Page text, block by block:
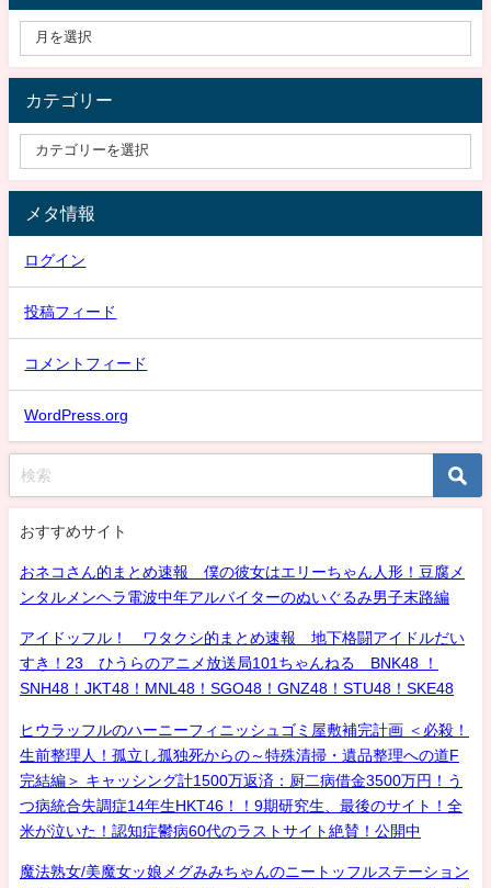
カテゴリー
メタ情報
ログイン
投稿フィード
コメントフィード
WordPress.org
おすすめサイト
おネコさん的まとめ速報 僕の彼女はエリーちゃん人形！豆腐メ
ンタルメンヘラ電波中年アルバイターのぬいぐるみ男子末路編
アイドッフル！ ワタクシ的まとめ速報 地下格闘アイドルだい
すき！23 ひうらのアニメ放送局101ちゃんねる BNK48 ！
SNH48！JKT48！MNL48！SGO48！GNZ48！STU48！SKE48
ヒウラッフルのハーニーフィニッシュゴミ屋敷補完計画 ＜必殺！
生前整理人！孤立し孤独死からの～特殊清掃・遺品整理への道F
完結編＞ キャッシング計1500万返済：厨二病借金3500万円！う
つ病統合失調症14年生HKT46！！9期研究生、最後のサイト！全
米が泣いた！認知症鬱病60代のラストサイト絶賛！公開中
魔法熟女/美魔女ッ娘メグみみちゃんのニートッフルステーション